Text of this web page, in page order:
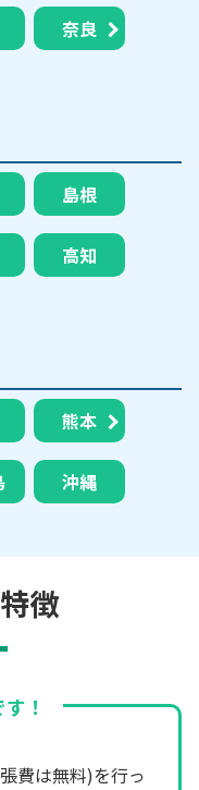
奈良
島根
高知
熊本
沖縄
徴
！
費は無料)を行っ